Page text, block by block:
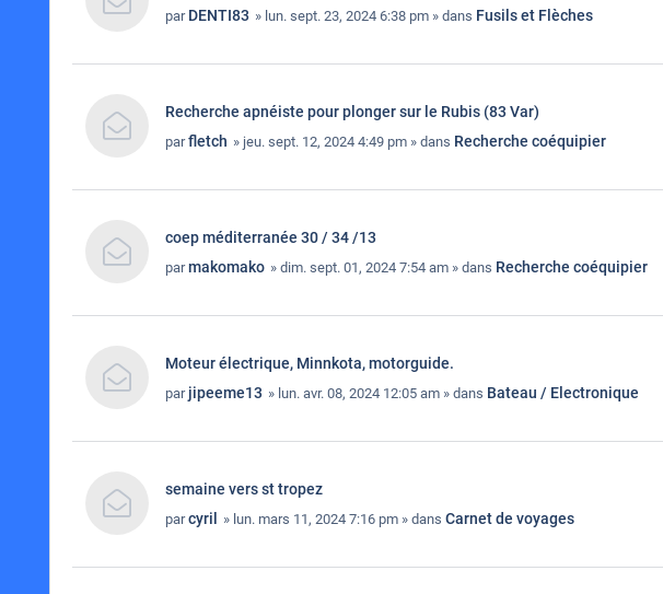
par DENTI83 » lun. sept. 23, 2024 6:38 pm » dans Fusils et Flèches
Recherche apnéiste pour plonger sur le Rubis (83 Var)
parfletch » jeu. sept. 12, 2024 4:49 pm » dans Recherche coéquipier
coep méditerranée 30 / 34 /13
parmakomako » dim. sept. 01, 2024 7:54 am » dans Recherche coéquipier
Moteur électrique, Minnkota, motorguide.
par jipeeme13 » lun. avr. 08, 2024 12:05 am » dans Bateau / Electronique
semaine vers st tropez
parcyril » lun. mars 11, 2024 7:16 pm » dans Carnet de voyages